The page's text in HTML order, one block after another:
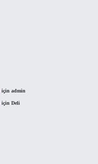
için admin
için Deli